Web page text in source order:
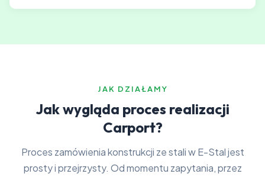
JAK DZIAŁAMY
Jak wygląda proces realizacji
Carport?
Proces zamówienia konstrukcji ze stali w E-Stal jest
prosty i przejrzysty. Od momentu zapytania, przez